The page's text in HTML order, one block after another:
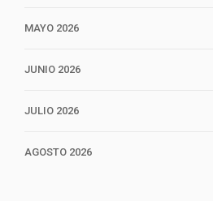
MAYO 2026
JUNIO 2026
JULIO 2026
AGOSTO 2026